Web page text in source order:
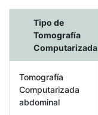
Tipo de
Tomografía
Computarizada
Tomografía
Computarizada
abdominal